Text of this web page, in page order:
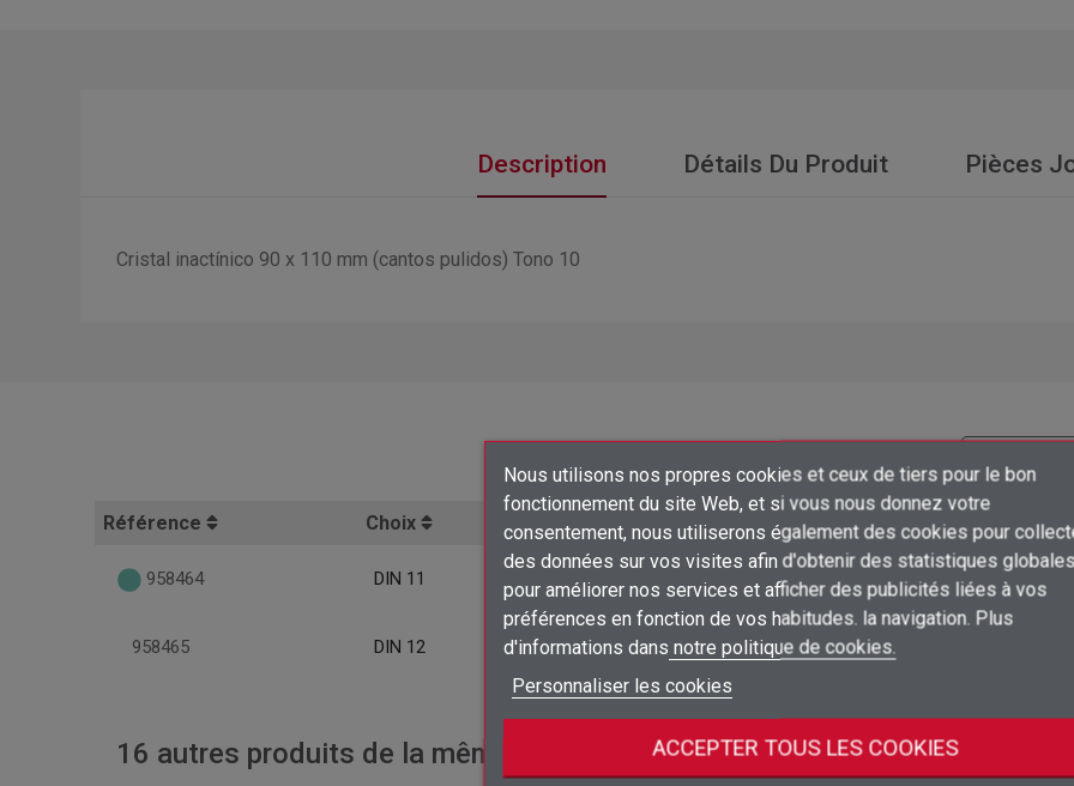
Ajouter à ma liste d'envies ×
add_circle_outline
Créer une nouvelle liste
Créer une liste d'envies ×
Nom de la liste d'envies
Annuler
Connexion
Vous devez être connecté pour ajouter des produits à votre liste d'envies.
Nous utilisons nos propres cookies et ceux de tiers pour le bon
fonctionnement du site Web, et si vous nous donnez votre
consentement, nous utiliserons également des cookies pour
des données sur vos visites afin d'obtenir des statistiques globales
pour améliorer nos services et afficher des publicités liées à vos
préférences en fonction de vos habitudes. la navigation. Plus
d'informations dans notre politique de cookies.
Personnaliser les cookies
ACCEPTER TOUS LES COOKIES
Description Détails Du Produit Pièces
Cristal inactínico 90 x 110 mm (cantos pulidos) Tono 10
Référence Choix Prix Emballage
958464 DIN 11 Connectez-vous pour voir les prix 1 unidad ud
958465 DIN 12 Connectez-vous pour voir les prix 1
16 autres produits de la même catégorie :